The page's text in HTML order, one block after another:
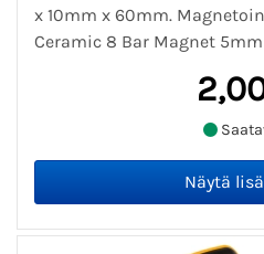
x 10mm x 60mm.
Ceramic 8 Bar Magnet 5mm